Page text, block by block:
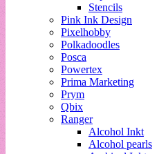
Stencils
Pink Ink Design
Pixelhobby
Polkadoodles
Posca
Powertex
Prima Marketing
Prym
Qbix
Ranger
Alcohol Inkt
Alcohol pearls